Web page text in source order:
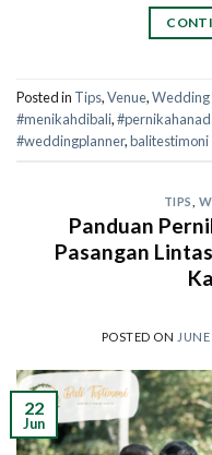
Posted in Tips,Venue,Wedding
#menikahdibali,
#weddingplanner,balitestimoni
TIPS
Panduan
Pasangan
POSTED ON
22
Jun